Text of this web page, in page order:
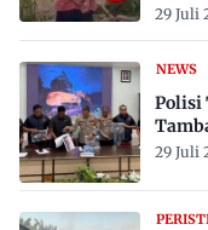
29 Juli
NEWS
Polisi
29 Juli